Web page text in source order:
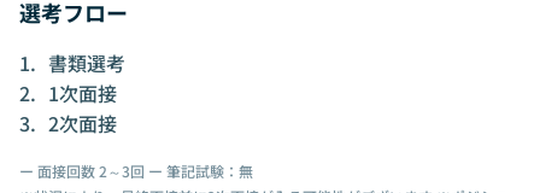
選考フロー
書類選考
1次面接
2次面接
ー 面接回数 2～3回 ー 筆記試験：無